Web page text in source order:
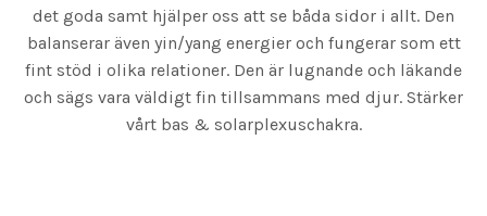
det goda samt hjälper oss att se båda sidor i allt. Den
balanserar även yin/yang energier och fungerar som ett
fint stöd i olika relationer. Den är lugnande och läkande
och sägs vara väldigt fin tillsammans med djur. Stärker
vårt bas & solarplexuschakra.